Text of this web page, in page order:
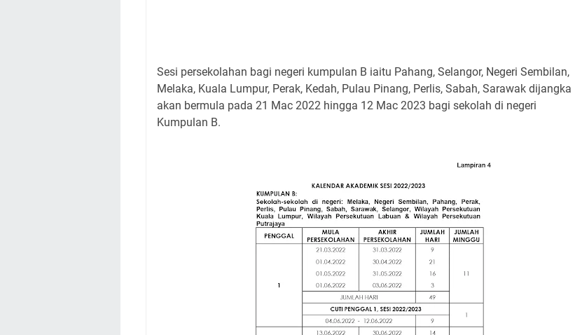
Sesi persekolahan bagi negeri kumpulan B iaitu Pahang, Selangor, Negeri Sembilan,
Melaka, Kuala Lumpur, Perak, Kedah, Pulau Pinang, Perlis, Sabah, Sarawak dijangka
akan bermula pada 21 Mac 2022 hingga 12 Mac 2023 bagi sekolah di negeri
Kumpulan B.